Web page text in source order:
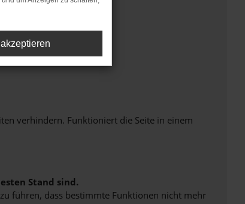
verhindern. Funktioniert die Seite in einem
Stand sind.
führen, dass bestimmte Funktionen nicht mehr